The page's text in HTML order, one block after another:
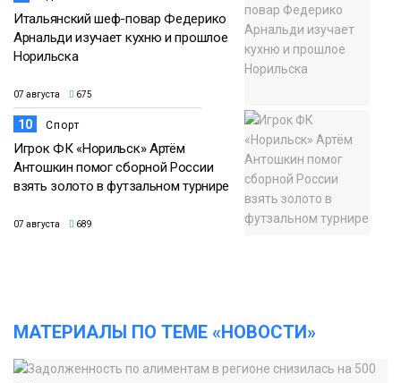
Итальянский шеф-повар Федерико
Арнальди изучает кухню и прошлое
Норильска
07 августа 675
10 Спорт
Игрок ФК «Норильск» Артём
Антошкин помог сборной России
взять золото в футзальном турнире
07 августа 689
МАТЕРИАЛЫ ПО ТЕМЕ «НОВОСТИ»